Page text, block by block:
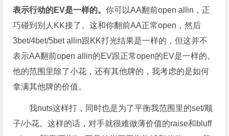
表示行动的EV是一样的。你可以AA翻前open allin，正
巧碰到别人KK接了。这和你翻前AA正常open，然后
3bet/4bet/5bet allin跟KK打光结果是一样的，但这并不
表示AA翻前open allin的EV跟正常open的EV是一样的。
他的范围里除了小花，还有其他牌的，我考虑的是如何
拿满其他牌的价值。
我nuts这样打，同时也是为了平衡我范围里的set/顺
子/小花。这样的话，对手就很难做薄价值的raise和bluff